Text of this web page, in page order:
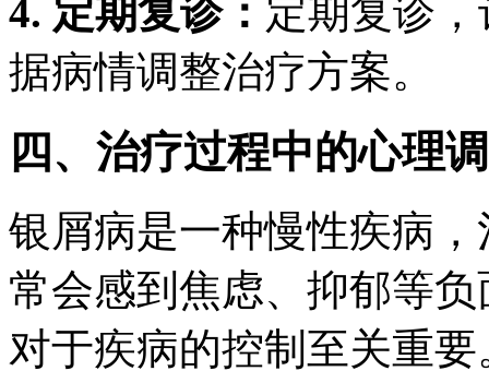
4. 定期复诊： 定期复诊
据病情调整治疗方案。
四、治疗过程中的心理
银屑病是一种慢性疾病
常会感到焦虑、抑郁等
对于疾病的控制至关重